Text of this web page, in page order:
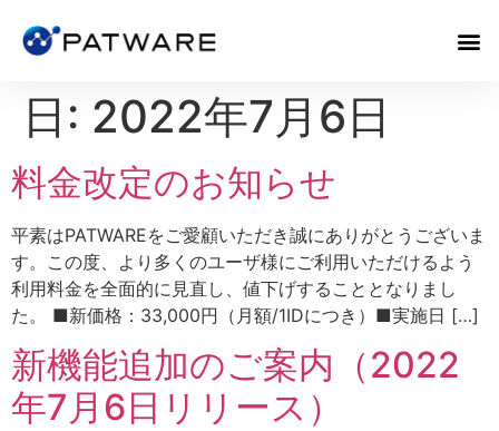
日: 2022年7月6日
料金改定のお知らせ
平素はPATWAREをご愛顧いただき誠にありがとうございま
す。この度、より多くのユーザ様にご利用いただけるよう
利用料金を全面的に見直し、値下げすることとなりまし
た。 ■新価格：33,000円（月額/1IDにつき）■実施日 […]
新機能追加のご案内（2022
年7月6日リリース）